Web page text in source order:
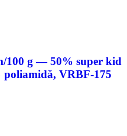
100 g — 50% super kid
VRBF-175